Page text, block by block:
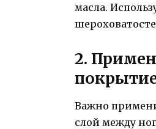
масла.
2.
Важно
слой между